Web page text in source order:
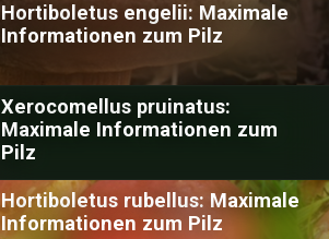
Hortiboletus engelii: Maximale
Informationen zum Pilz
Xerocomellus pruinatus:
Maximale Informationen zum
Pilz
Hortiboletus rubellus: Maximale
Informationen zum Pilz